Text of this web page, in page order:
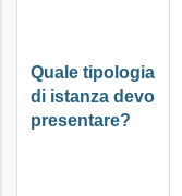
Quale tipologia
di istanza devo
presentare?